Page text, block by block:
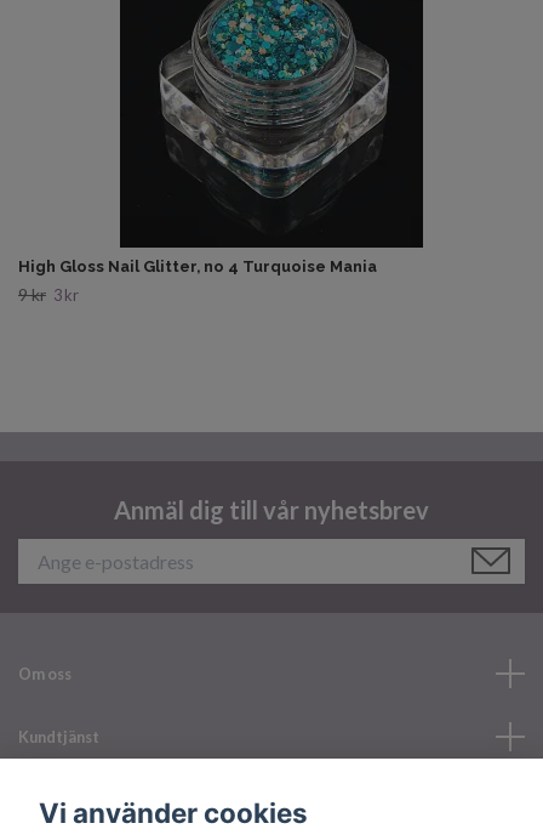
High Gloss Nail Glitter, no 4 Turquoise Mania
9 kr 3 kr
Anmäl dig till vår nyhetsbrev
Om oss
Kundtjänst
Läs mer
Vi använder cookies